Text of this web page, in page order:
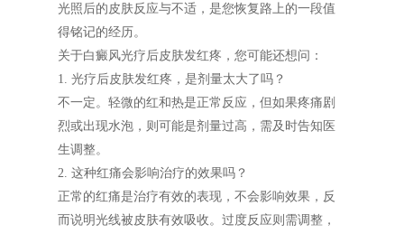
光照后的皮肤反应与不适，是您恢复路上的一段值
得铭记的经历。
关于白癜风光疗后皮肤发红疼，您可能还想问：
1. 光疗后皮肤发红疼，是剂量太大了吗？
不一定。轻微的红和热是正常反应，但如果疼痛剧
烈或出现水泡，则可能是剂量过高，需及时告知医
生调整。
2. 这种红痛会影响治疗的效果吗？
正常的红痛是治疗有效的表现，不会影响效果，反
而说明光线被皮肤有效吸收。过度反应则需调整，